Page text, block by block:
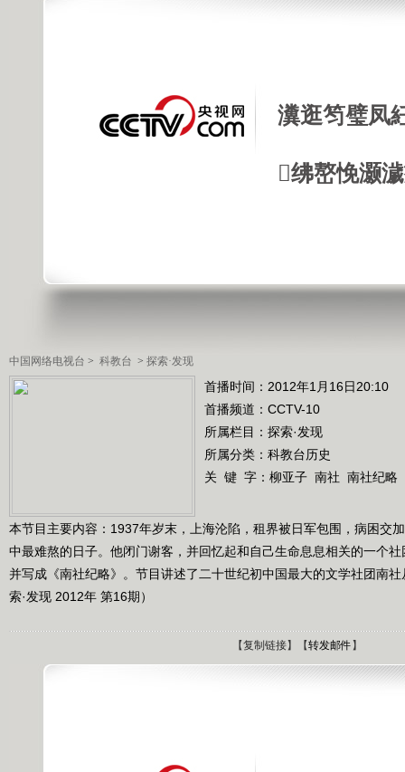
瀵逛笉璧凤
绋嶅悗灏
中国网络电视台 > 科教台 > 探索·发现
首播时间：2012年1月16日20:10
首播频道： CCTV-10
所属栏目： 探索·发现
所属分类：科教台历史
关 键 字： 柳亚子 南社 南社纪略
本节目主要内容：1937年岁末，上海沦陷，租界被日军包围，病困交
中最难熬的日子。他闭门谢客，并回忆起和自己生命息息相关的一个
并写成《南社纪略》。节目讲述了二十世纪初中国最大的文学社团南
索·发现 2012年 第16期）
【复制链接】【转发邮件 】